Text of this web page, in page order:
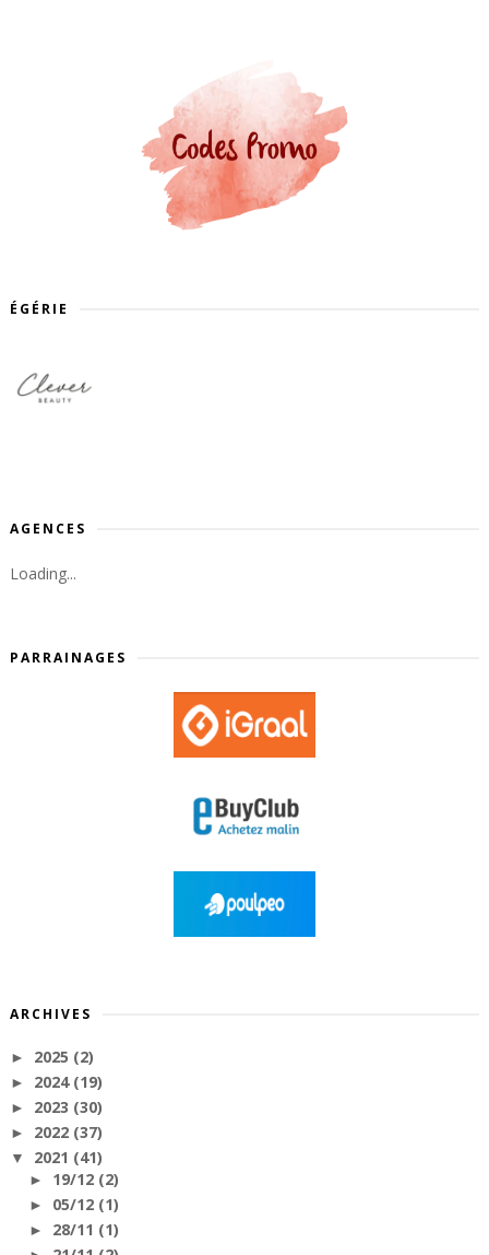
ÉGÉRIE
AGENCES
Loading...
PARRAINAGES
ARCHIVES
► 2025 (2)
► 2024 (19)
► 2023 (30)
► 2022 (37)
▼ 2021 (41)
► 19/12 (2)
► 05/12 (1)
► 28/11 (1)